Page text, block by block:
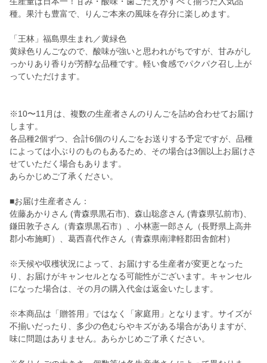
種。果汁も豊富で、りんご本来の風味を存分に楽しめます。
「王林」福島県生まれ／黄緑色
黄緑色りんごなので、酸味が強いと思われがちですが、甘みがし
っかりあり香りが芳醇な品種です。軽い食感でパクパク召し上が
っていただけます。
※10〜11月は、複数の生産者さんのりんごを詰め合わせてお届け
します。
各品種2個ずつ、合計6個のりんごをお送りする予定ですが、品種
によっては小ぶりのものもあるため、その場合は3個以上お届けさ
せていただく場合もあります。
あらかじめご了承ください。
■お届け生産者さん：
佐藤あかりさん (青森県黒石市)、森山聡彦さん (青森県弘前市)、
鎌田敦子さん（青森県黒石市）、小林憲一郎さん（長野県上高井
郡小布施町）、葛西喜代作さん（青森県南津軽郡田舎館村）
※天候や収穫状況によって、お届けする生産者が変更となった
り、お届けがキャンセルとなる可能性がございます。キャンセル
になった場合は、その月の購入代金は返金いたします。
※本商品は「贈答用」ではなく「家庭用」となります。サイズが
不揃いだったり、多少の色むらやキズがある場合がありますが、
味に問題はありません。あらかじめご了承ください。